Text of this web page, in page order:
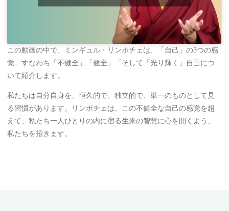
この動画の中で、ミンギュル・リンポチェは、「自己」の3つの感
覚、すなわち「不健全」「健全」「そして「光り輝く」自己につ
いて紹介します。
私たちは自分自身を、恒久的で、独立的で、単一のものとして見
る習慣があります。リンポチェは、この不健全な自己の感覚を超
えて、私たち一人ひとりの内に宿る生来の智慧に心を開くよう、
私たちを招きます。